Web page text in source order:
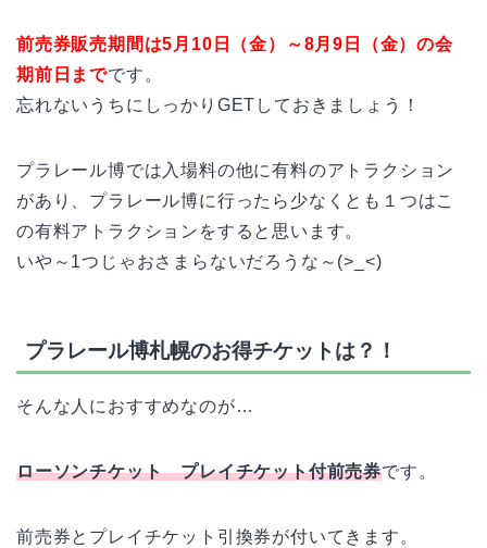
前売券販売期間は5月10日（金）～8月9日（金）の会
期前日までです。
忘れないうちにしっかりGETしておきましょう！
プラレール博では入場料の他に有料のアトラクション
があり、プラレール博に行ったら少なくとも１つはこ
の有料アトラクションをすると思います。
いや～1つじゃおさまらないだろうな～(>_<)
プラレール博札幌のお得チケットは？！
そんな人におすすめなのが…
ローソンチケット プレイチケット付前売券です。
前売券とプレイチケット引換券が付いてきます。